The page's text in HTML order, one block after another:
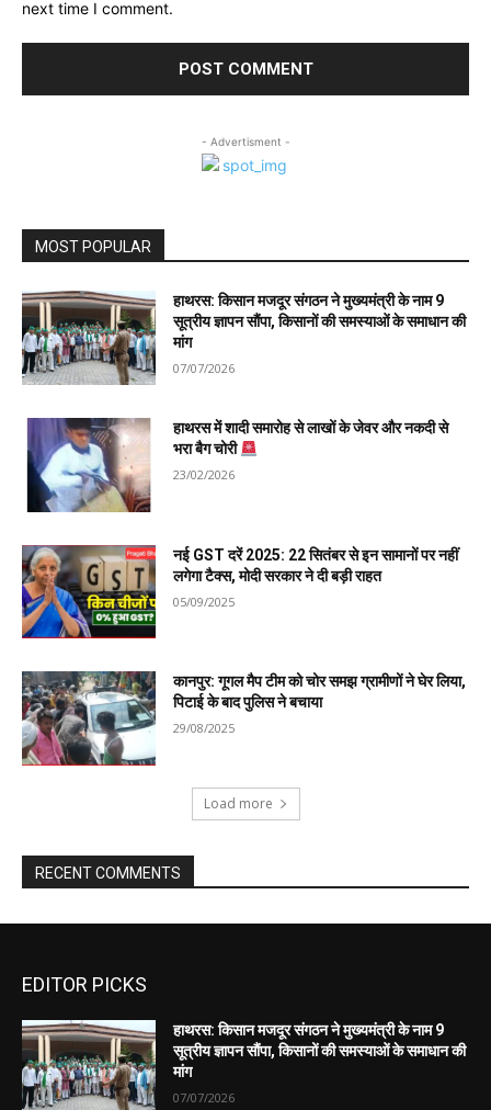
EDITOR PICKS
हाथरस: किसान मजदूर संगठन ने मुख्यमंत्री के नाम 9
सूत्रीय ज्ञापन सौंपा, किसानों की समस्याओं के समाधान की
मांग
07/07/2026